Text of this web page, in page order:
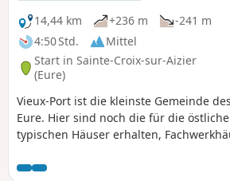
14,44 km
+236 m
-241 m
4:50 Std.
Mittel
Start in Sainte-Croix-sur-Aizier
(Eure)
Vieux-Port ist die kleinste Gemeinde
Eure. Hier sind noch die für die
typischen Häuser erhalten,
Zwischenstopp für Bootsfahrer auf der